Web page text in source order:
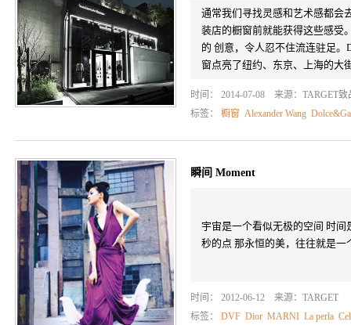
通常我们寻找灵感和艺术感都会
装店的橱窗前就能获得这些感受
的 创意，令人忍不住流连驻足
窗点亮了纽约、东京、上海的大
时间： 2014-07-08 来源： TARGET致
标签： 橱窗 Alexander Wang
瞬间 Moment
宇宙是一个看似无极的空间 时
秒的点 那永恒的美，往往就是一
时间： 2012-06-12 来源： TARGET
标签： DVF Dior MARNI La perla